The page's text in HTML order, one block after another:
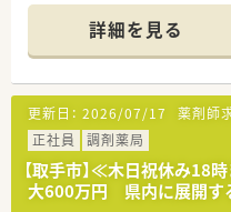
詳細を見る
更新日： 2026/07/17 薬剤師
正社員
調剤薬局
【取手市】≪木日祝休み
大600万円 県内に展開す